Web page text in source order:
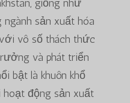
giống như
sản xuất hóa
vô số thách thức
và phát triển
bật là khuôn khổ
hoạt động sản xuất